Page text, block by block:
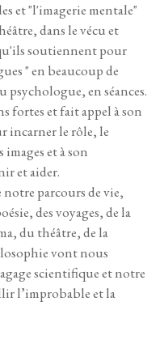
et "l'imagerie mentale"
dans le vécu et
soutiennent pour
" en beaucoup de
psychologue, en séances.
fortes et fait appel à son
incarner le rôle, le
et à son
et aider.
notre parcours de vie,
des voyages, de la
du théâtre, de la
vont nous
scientifique et notre
l’improbable et la